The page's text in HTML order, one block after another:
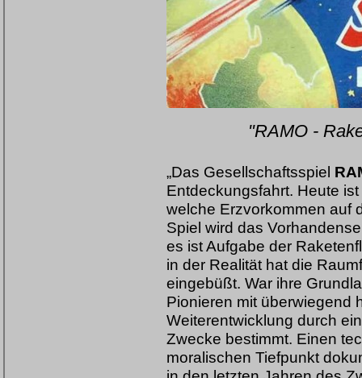
"RAMO -
„Das Gesellschaftsspiel
Entdeckungsfahrt. Heute
welche Erzvorkommen auf
Spiel wird das
es ist Aufgabe der
in der Realität hat die
eingebüßt. War ihre
Pionieren mit überwiegend
Weiterentwicklung durch
Zwecke bestimmt. Einen
moralischen Tiefpunkt